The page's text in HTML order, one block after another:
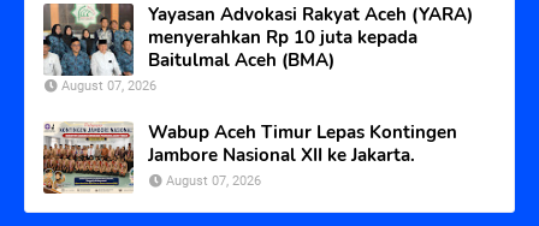
Yayasan Advokasi Rakyat Aceh (YARA)
menyerahkan Rp 10 juta kepada
Baitulmal Aceh (BMA)
August 07, 2026
Wabup Aceh Timur Lepas Kontingen
Jambore Nasional XII ke Jakarta.
August 07, 2026